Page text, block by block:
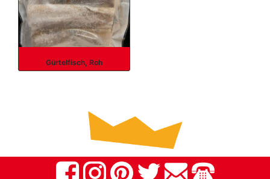
Gürtelfisch, Roh